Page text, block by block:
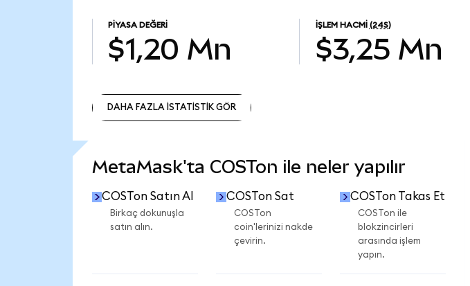
PIYASA DEĞERI
$1,20 Mn
İŞLEM HACMI (24S)
$3,25 Mn
DAHA FAZLA İSTATİSTİK GÖR
MetaMask'ta COSTon ile neler yapılır
COSTon Satın Al
Birkaç dokunuşla
satın alın.
COSTon Sat
COSTon
coin'lerinizi nakde
çevirin.
COSTon Takas Et
COSTon ile
blokzincirleri
arasında işlem
yapın.